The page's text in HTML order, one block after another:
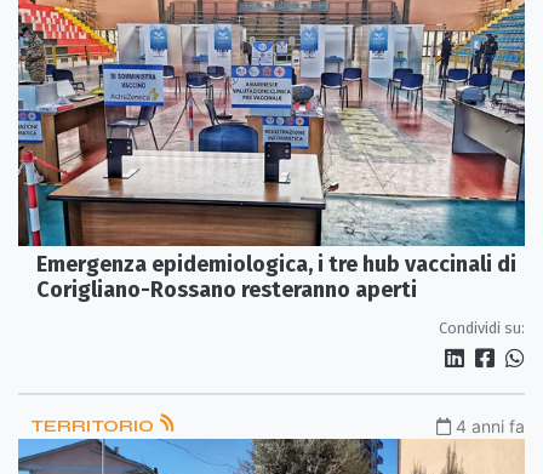
Emergenza epidemiologica, i tre hub vaccinali di
Corigliano-Rossano resteranno aperti
Condividi su:
TERRITORIO 4 anni fa